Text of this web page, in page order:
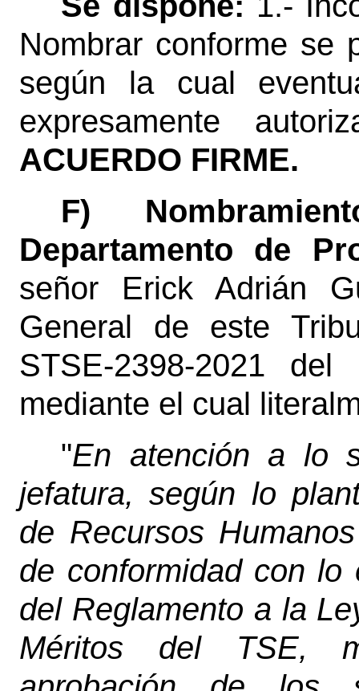
Nombrar conforme se
según la cual
expresamente
ACUERDO FIRME.
F)
Departamento de
señor Erick Adrián
General de este
STSE-2398-2021
mediante el cual
"En atención a lo
jefatura, según lo
de Recursos
de conformidad con
del Reglamento a la
Méritos del TSE,